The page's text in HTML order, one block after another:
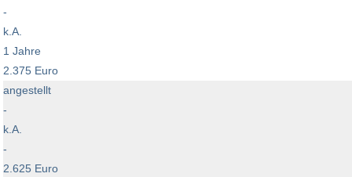
-
k.A.
1 Jahre
2.375 Euro
angestellt
-
k.A.
-
2.625 Euro